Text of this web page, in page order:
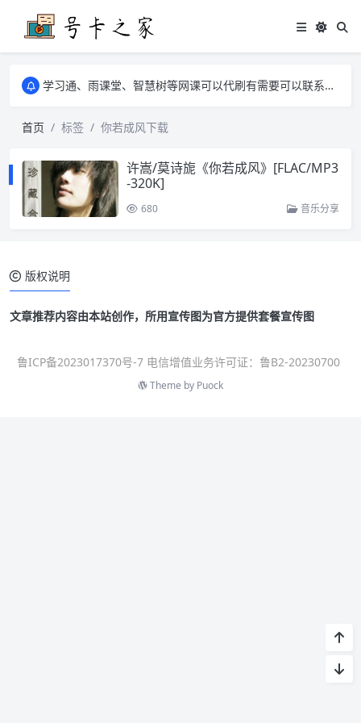
学习通、雨课堂、智慧树等网课可以代刷有需要可以联系邮箱i@tuzi.la
学习通、雨课堂、智慧树等网课可以代刷有需要可以联系邮箱i@tuzi.la
首页
标签 你若成风下载
许嵩/莫诗旎《你若成风》[FLAC/MP3
-320K]
680 音乐分享
版权说明
文章推荐内容由本站创作，所用宣传图为官方提供套餐宣传图
鲁ICP备2023017370号-7 电信增值业务许可证：鲁B2-20230700
Theme by Puock